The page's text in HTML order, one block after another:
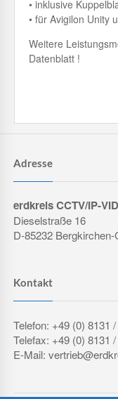
• inklusive
• für Avigilon Unity
Weitere
Datenblatt !
Adresse
erdkreis CCTV/IP-
Dieselstraße 16
D-85232 Bergkirchen-
Kontakt
Telefon: +49 (0) 8131
Telefax: +49 (0) 8131
E-Mail: